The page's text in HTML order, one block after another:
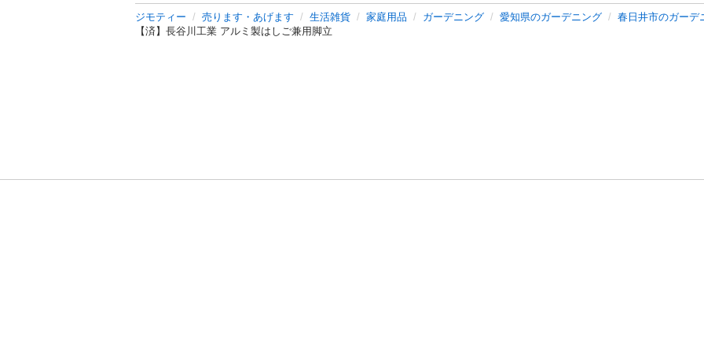
ジモティー 売ります・あげます 生活雑貨 家庭用品 ガーデニング 愛知県のガーデニング
春日井市のガーデ
【済】長谷川工業 アルミ製はしご兼用脚立